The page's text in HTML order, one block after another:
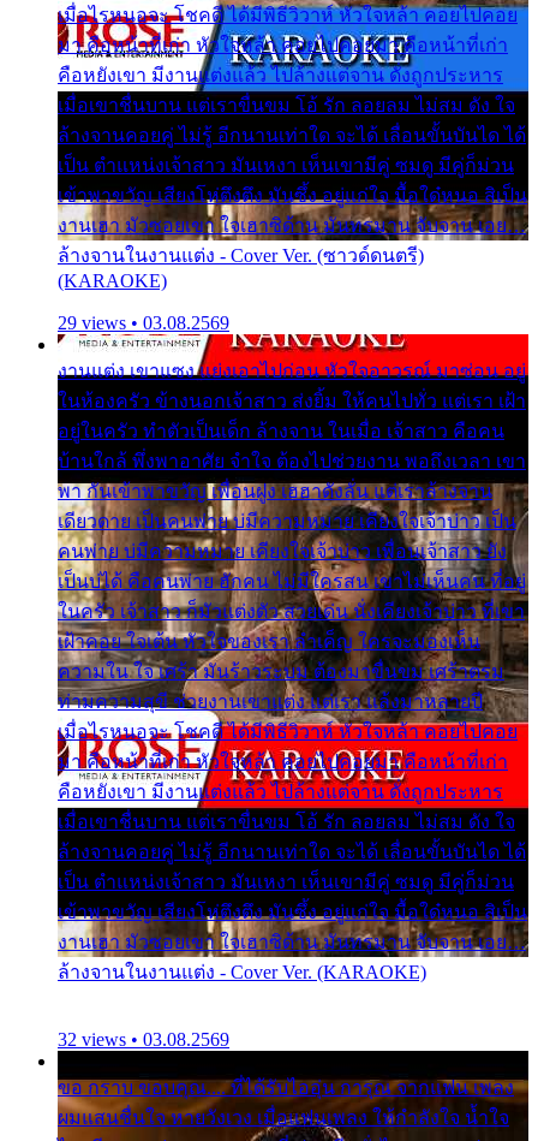
เมื่อไรหนอจะ โชคดี ได้มีพิธีวิวาห์ หัวใจหล้า คอยไปคอย
มา คือหน้าที่เก่า หัวใจหล้า คอยไปคอยมา คือหน้าที่เก่า
คือหยังเขา มีงานแต่งแล้ว ไปล้างแต่จาน ดั่งถูกประหาร
เมื่อเขาชื่นบาน แต่เราขื่นขม โอ้ รัก ลอยลม ไม่สม ดัง ใจ
ล้างจานคอยคู่ ไม่รู้ อีกนานเท่าใด จะได้ เลื่อนขั้นบันได ได้
เป็น ตำแหน่งเจ้าสาว มันเหงา เห็นเขามีคู่ ซมดู มีคู่ก็ม่วน
เข้าพาขวัญ เสียงโห่ตึงตึง มันซึ้ง อยู่แก่ใจ มื้อใด๋หนอ สิเป็น
งานเฮา มัวซอยเขา ใจเฮาซิด้าน มันทรมาน จับจาน เอย…
ล้างจานในงานแต่ง - Cover Ver. (ซาวด์ดนตรี)
(KARAOKE)
29 views • 03.08.2569
งานแต่ง เขาแซง แย่งเอาไปก่อน หัวใจอาวรณ์ มาซ่อน อยู่
ในห้องครัว ข้างนอกเจ้าสาว ส่งยิ้ม ให้คนไปทั่ว แต่เรา เฝ้า
อยู่ในครัว ทำตัวเป็นเด็ก ล้างจาน ในเมื่อ เจ้าสาว คือคน
บ้านใกล้ พึ่งพาอาศัย จำใจ ต้องไปช่วยงาน พอถึงเวลา เขา
พา กันเข้าพาขวัญ เพื่อนฝูง เฮฮาดังลั่น แต่เราล้างจาน
เดียวดาย เป็นคนพ่าย บ่มีความหมาย เคียงใจเจ้าบ่าว เป็น
คนพ่าย บ่มีความหมาย เคียงใจเจ้าบ่าว เพื่อนเจ้าสาว ยัง
เป็นบ่ได้ คือคนพ่าย ฮักคน ไม่มีใครสน เขาไม่เห็นคน ที่อยู่
ในครัว เจ้าสาว ก็มัวแต่งตัว สวยเด่น นั่งเคียงเจ้าบ่าว ที่เขา
เฝ้าคอย ใจเต้น หัวใจของเรา ลำเค็ญ ใครจะมองเห็น
ความใน ใจ เศร้า มันร้าวระบม ต้องมาขื่นขม เศร้าตรม
ท่ามความสุขี ช่วยงานเขาแต่ง แต่เรา แล้งมาหลายปี
เมื่อไรหนอจะ โชคดี ได้มีพิธีวิวาห์ หัวใจหล้า คอยไปคอย
มา คือหน้าที่เก่า หัวใจหล้า คอยไปคอยมา คือหน้าที่เก่า
คือหยังเขา มีงานแต่งแล้ว ไปล้างแต่จาน ดั่งถูกประหาร
เมื่อเขาชื่นบาน แต่เราขื่นขม โอ้ รัก ลอยลม ไม่สม ดัง ใจ
ล้างจานคอยคู่ ไม่รู้ อีกนานเท่าใด จะได้ เลื่อนขั้นบันได ได้
เป็น ตำแหน่งเจ้าสาว มันเหงา เห็นเขามีคู่ ซมดู มีคู่ก็ม่วน
เข้าพาขวัญ เสียงโห่ตึงตึง มันซึ้ง อยู่แก่ใจ มื้อใด๋หนอ สิเป็น
งานเฮา มัวซอยเขา ใจเฮาซิด้าน มันทรมาน จับจาน เอย…
ล้างจานในงานแต่ง - Cover Ver. (KARAOKE)
32 views • 03.08.2569
ขอ กราบ ขอบคุณ.... ที่ได้รับไออุ่น การุณ จากแฟน เพลง
ผมแสนชื่นใจ หายวังเวง เมื่อแฟนเพลง ให้กำลังใจ น้ำใจ